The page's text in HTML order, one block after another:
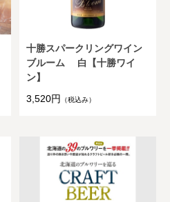
十勝スパークリングワイン
ブルーム 白【十勝ワイ
ン】
3,520円
（税込み）